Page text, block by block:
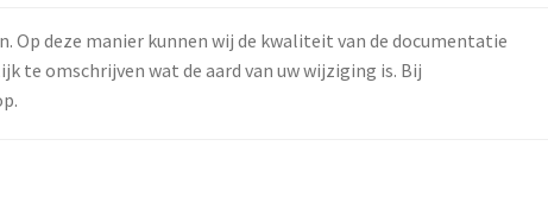
Op deze manier kunnen wij de kwaliteit van de documentatie
te omschrijven wat de aard van uw wijziging is. Bij